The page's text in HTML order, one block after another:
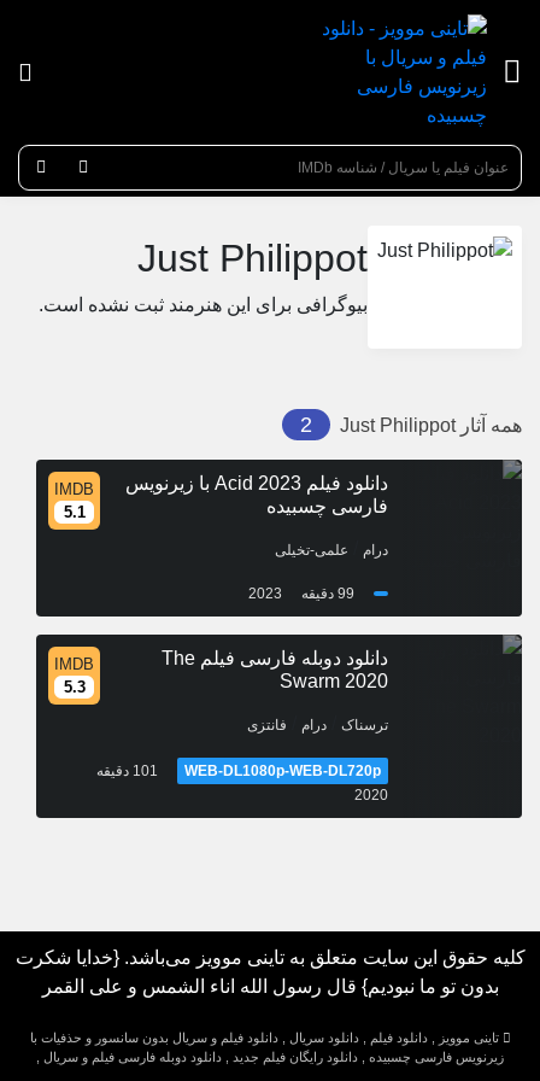
عنوان
Just Philippot
بیوگرافی برای این هنرمند ثبت نشده است.
همه آثارJust Philippot
2
دانلود فیلم Acid 2023 با زیرنویس
فارسی چسبیده
IMDB
5.1
درام علمی-تخیلی
99 دقیقه 2023
دانلود دوبله فارسی فیلم The
Swarm 2020
IMDB
5.3
ترسناک درام فانتزی
WEB-DL1080p-WEB-DL720p
101 دقیقه
2020
کلیه حقوق این سایت متعلق به تاینی موویز می‌باشد. {خدایا شکرت
بدون تو ما نبودیم} قال رسول الله اناء الشمس و علی القمر
تاینی موویز , دانلود فیلم , دانلود سریال , دانلود فیلم و سریال بدون سانسور و حذفیات با
زیرنویس فارسی چسبیده , دانلود رایگان فیلم جدید , دانلود دوبله فارسی فیلم و سریال ,